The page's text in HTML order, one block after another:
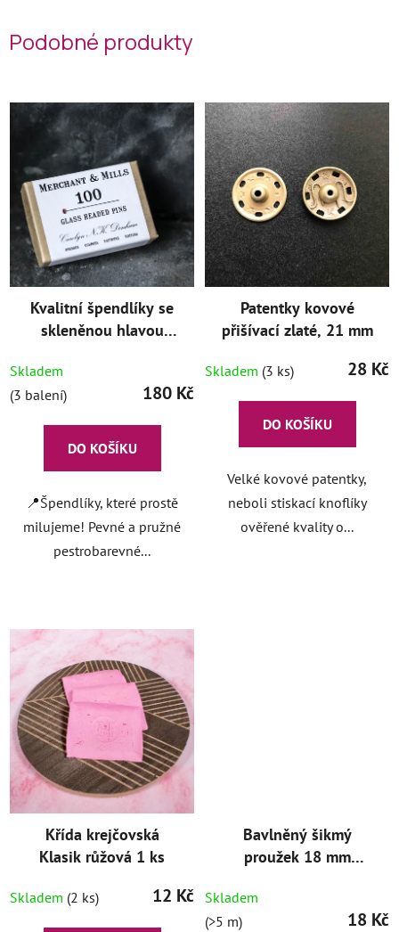
Podobné produkty
Kvalitní špendlíky se
skleněnou hlavou
Skladem
(3 balení)
180 Kč
DO KOŠÍKU
📍Špendlíky, které prostě
milujeme! Pevné a pružné
pestrobarevné...
Patentky kovové
přišívací zlaté, 21 mm
Skladem (3 ks) 28 Kč
DO KOŠÍKU
Velké kovové patentky,
neboli stiskací knoflíky
ověřené kvality o...
Křída krejčovská
Klasik růžová 1 ks
Skladem (2 ks) 12 Kč
Bavlněný šikmý
proužek 18 mm
Skladem
(>5 m)
18 Kč